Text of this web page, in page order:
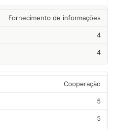
Fornecimento de informações
4
4
Cooperação
5
5